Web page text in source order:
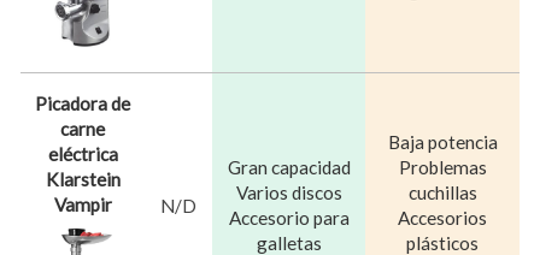
Picadora de
carne
eléctrica
Klarstein
Vampir
N/D
Gran capacidad
Varios discos
Accesorio para
galletas
Baja potencia
Problemas
cuchillas
Accesorios
plásticos